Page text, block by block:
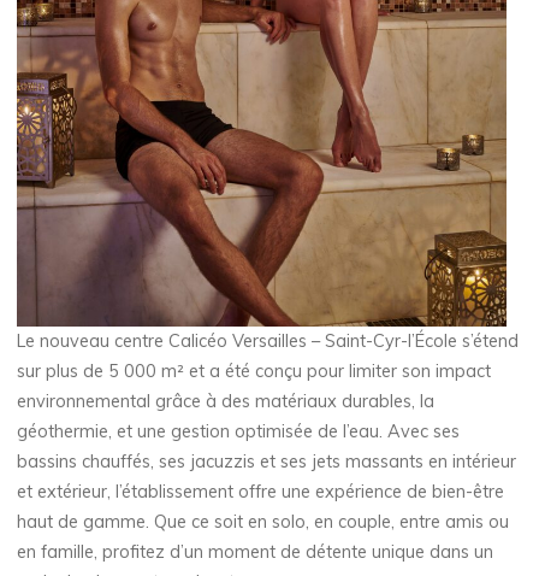
Le nouveau centre Calicéo Versailles – Saint-Cyr-l’École s’étend
sur plus de 5 000 m² et a été conçu pour limiter son impact
environnemental grâce à des matériaux durables, la
géothermie, et une gestion optimisée de l’eau. Avec ses
bassins chauffés, ses jacuzzis et ses jets massants en intérieur
et extérieur, l’établissement offre une expérience de bien-être
haut de gamme. Que ce soit en solo, en couple, entre amis ou
en famille, profitez d’un moment de détente unique dans un